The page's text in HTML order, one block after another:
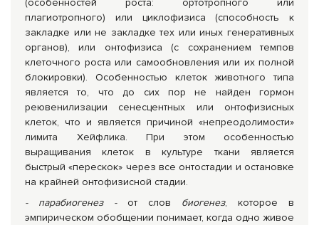
(особенностей роста: ортотропного или
плагиотропного) или циклофизиса (способность к
закладке или не закладке тех или иных генеративных
органов), или онтофизиса (с сохранением темпов
клеточного роста или самообновления или их полной
блокировки). Особенностью клеток животного типа
является то, что до сих пор не найден гормон
реювенилизации сенесцентных или онтофизисных
клеток, что и является причиной «непреодолимости»
лимита Хейфлика. При этом особенностью
выращивания клеток в культуре ткани является
быстрый «перескок» через все онтостадии и остановке
на крайней онтофизисной стадии.
- парабиогенез - от слов биогенез, которое в
эмпирическом обобщении понимает, когда одно живое